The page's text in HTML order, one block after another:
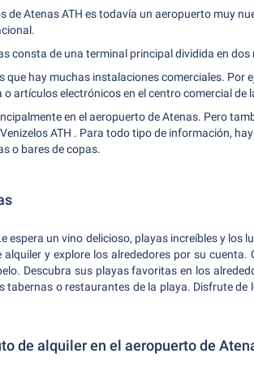
de Atenas ATH es todavía un aeropuerto muy
consta de una terminal principal dividida en dos
hay muchas instalaciones comerciales. Por
artículos electrónicos en el centro comercial de
en el aeropuerto de Atenas. Pero
ATH . Para todo tipo de información,
o bares de copas.
espera un vino delicioso, playas increíbles y los
y explore los alrededores por su cuenta.
Descubra sus playas favoritas en los
tabernas o restaurantes de la playa. Disfrute de
de alquiler en el aeropuerto de